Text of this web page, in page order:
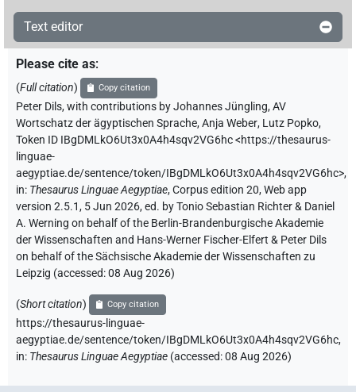
Text editor
Please cite as:
(Full citation) Copy citation
Peter Dils,with contributions byJohannes Jüngling,AV
Wortschatz der ägyptischen Sprache,Anja Weber, Lutz Popko,
Token ID IBgDMLkO6Ut3x0A4h4sqv2VG6hc<https://thesaurus-
linguae-
aegyptiae.de/sentence/token/IBgDMLkO6Ut3x0A4h4sqv2VG6hc>,
in: Thesaurus Linguae Aegyptiae,Corpus edition 20, Web app
version 2.5.1, 5 Jun 2026, ed. by Tonio Sebastian Richter & Daniel
A. Werning on behalf of the Berlin-Brandenburgische Akademie
der Wissenschaften and Hans-Werner Fischer-Elfert & Peter Dils
on behalf of the Sächsische Akademie der Wissenschaften zu
Leipzig (accessed:08 Aug 2026)
(Short citation) Copy citation
https://thesaurus-linguae-
aegyptiae.de/sentence/token/IBgDMLkO6Ut3x0A4h4sqv2VG6hc,
in: Thesaurus Linguae Aegyptiae (accessed:08 Aug 2026)